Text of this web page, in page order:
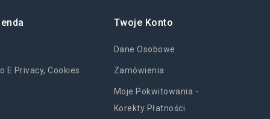
E Privacy, Cookies
Twoje Konto
Dane Osobowe
Zamówienia
Moje Pokwitowania -
Korekty Płatności